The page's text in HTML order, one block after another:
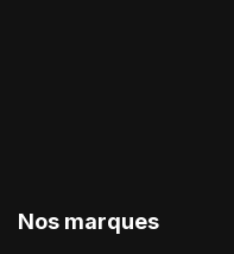
Nos marques